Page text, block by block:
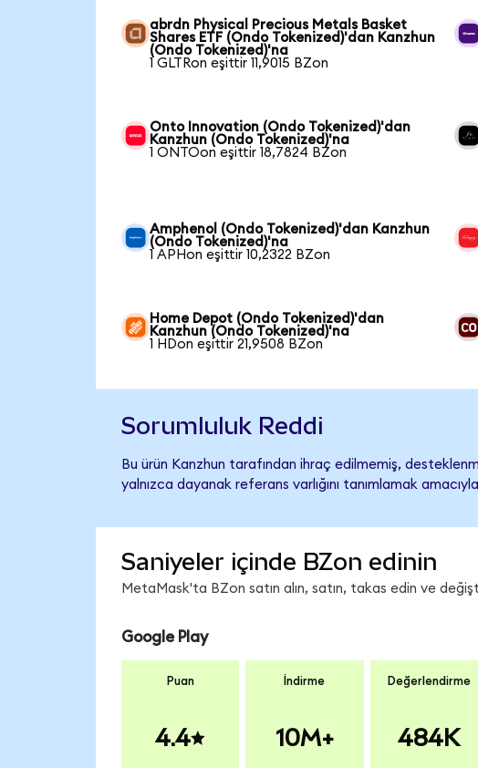
abrdn Physical Precious Metals Basket
Shares ETF (Ondo Tokenized)'dan Kanzhun
(Ondo Tokenized)'na
1 GLTRon eşittir 11,9015 BZon
Onto Innovation (Ondo Tokenized)'dan
Kanzhun (Ondo Tokenized)'na
1 ONTOon eşittir 18,7824 BZon
Amphenol (Ondo Tokenized)'dan Kanzhun
(Ondo Tokenized)'na
1 APHon eşittir 10,2322 BZon
Home Depot (Ondo Tokenized)'dan
Kanzhun (Ondo Tokenized)'na
1 HDon eşittir 21,9508 BZon
Sorumluluk Reddi
Bu ürün Kanzhun tarafından ihraç edilmemiş,
yalnızca dayanak referans varlığını tanımlamak
Saniyeler içinde BZon edinin
MetaMask'ta BZon satın alın, satın, takas edin ve
Google Play
Puan
4.4
İndirme
10M+
Değerlendirme
484K